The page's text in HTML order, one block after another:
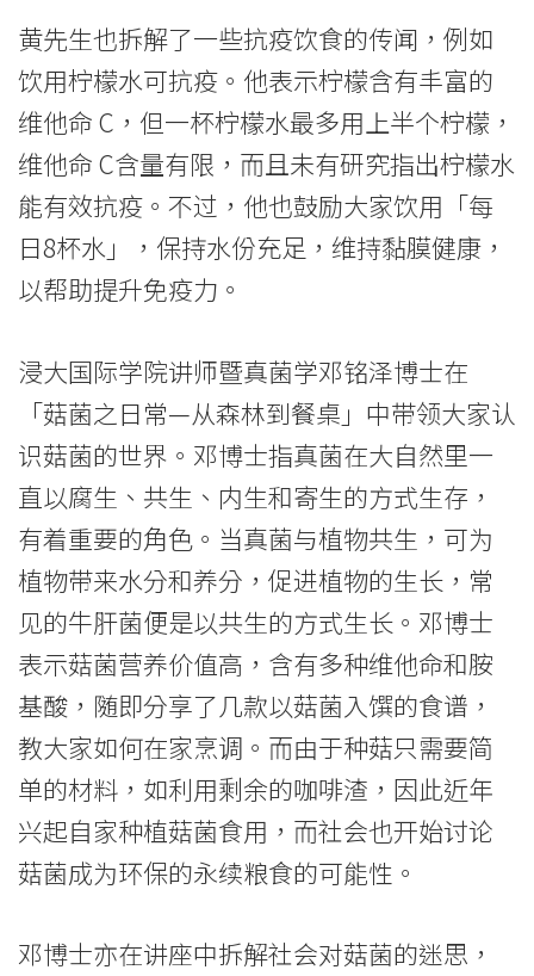
浸
会
大
学
黄先生也拆解了一些抗疫饮食的传闻，例如
饮用柠檬水可抗疫。他表示柠檬含有丰富的
维他命 C，但一杯柠檬水最多用上半个柠檬，
维他命 C含量有限，而且未有研究指出柠檬水
能有效抗疫。不过，他也鼓励大家饮用「每
日8杯水」，保持水份充足，维持黏膜健康，
以帮助提升免疫力。
浸大国际学院讲师暨真菌学邓铭泽博士在
「菇菌之日常—从森林到餐桌」中带领大家认
识菇菌的世界。邓博士指真菌在大自然里一
直以腐生、共生、内生和寄生的方式生存，
有着重要的角色。当真菌与植物共生，可为
植物带来水分和养分，促进植物的生长，常
见的牛肝菌便是以共生的方式生长。邓博士
表示菇菌营养价值高，含有多种维他命和胺
基酸，随即分享了几款以菇菌入馔的食谱，
教大家如何在家烹调。而由于种菇只需要简
单的材料，如利用剩余的咖啡渣，因此近年
兴起自家种植菇菌食用，而社会也开始讨论
菇菌成为环保的永续粮食的可能性。
邓博士亦在讲座中拆解社会对菇菌的迷思，